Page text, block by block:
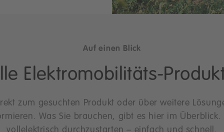
Auf einen Blick
Elektromobilitäts-
zum gesuchten Produkt oder über weitere
Was Sie brauchen, gibt es hier im Überblick.
vollelektrisch durchzustarten – einfach und schnell.